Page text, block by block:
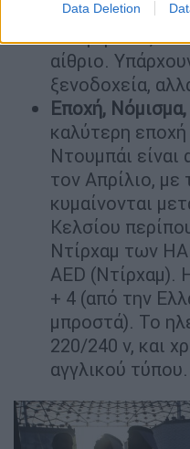
Data Deletion
εσωτερικό του
σιντριβάνια,
αίθριο.
ξενοδοχεία,
Εποχή,
καλύτερη
Ντουμπάι
τον Απρίλιο, με
κυμαίνονται
Κελσίου
Ντίρχαμ των
AED (Ντίρχαμ).
+ 4 (από την
μπροστά). Το
220/240 v, και
αγγλικού τύπου.